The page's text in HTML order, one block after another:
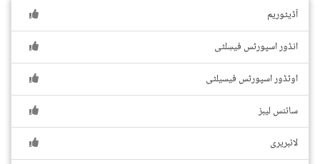
آڈیٹوریم
انڈور اسپورٹس فیسِلٹی
اوٹڈور اسپورٹس فیسیلٹی
سائنس لیبز
لائبریری